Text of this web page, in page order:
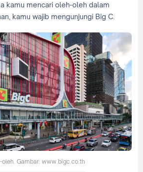
kamu mencari oleh-oleh dalam
kamu wajib mengunjungi Big C.
oleh. Gambar: www.bigc.co.th